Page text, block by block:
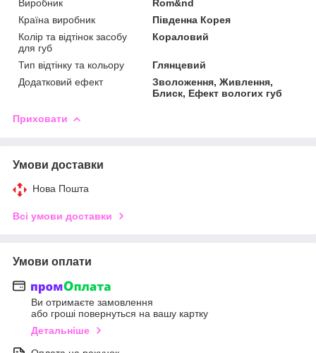
Виробник
Rom&nd
Країна виробник
Південна Корея
Колір та відтінок засобу
для губ
Кораловий
Тип відтінку та кольору
Глянцевий
Додатковий ефект
Зволоження, Живлення,
Блиск, Ефект вологих губ
Приховати
Умови доставки
Нова Пошта
Всі умови доставки
Умови оплати
Ви отримаєте замовлення
або гроші повернуться на вашу картку
Детальніше